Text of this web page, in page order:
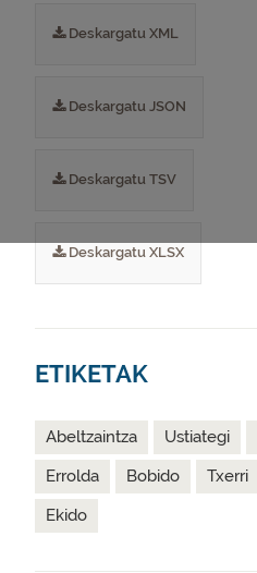
Deskargatu XML
Deskargatu JSON
Deskargatu TSV
Deskargatu XLSX
ETIKETAK
Abeltzaintza Ustiategi
Errolda
Bobido Txerri
Ekido